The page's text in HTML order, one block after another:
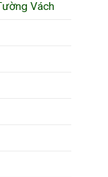
Vách